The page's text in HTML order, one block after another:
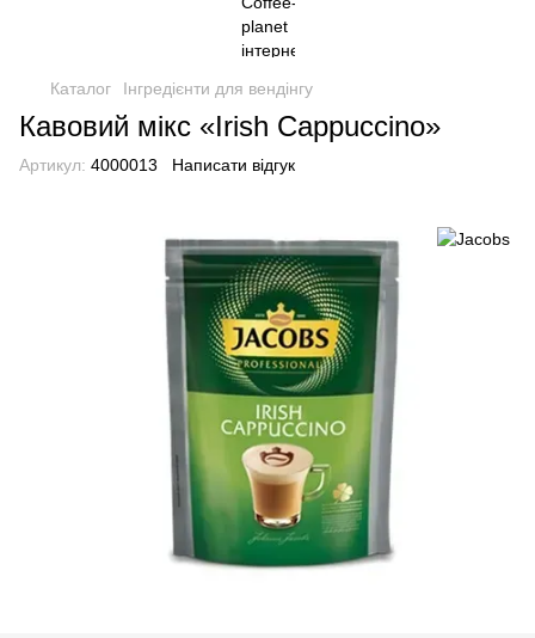
Каталог Інгредієнти для вендінгу
Кавовий мікс «Irish Cappuccino»
Артикул: 4000013 Написати відгук